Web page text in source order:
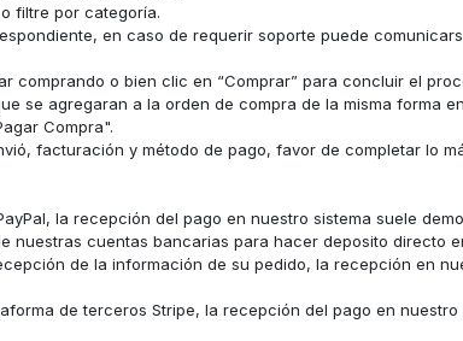
filtre por categoría.
en caso de requerir soporte puede
comprando o bien clic en “Comprar” para concluir el
se agregaran a la orden de compra de la misma forma
Compra".
facturación y método de pago, favor de completar lo
la recepción del pago en nuestro sistema suele
nuestras cuentas bancarias para hacer deposito directo
de la información de su pedido, la recepción en
de terceros Stripe, la recepción del pago en